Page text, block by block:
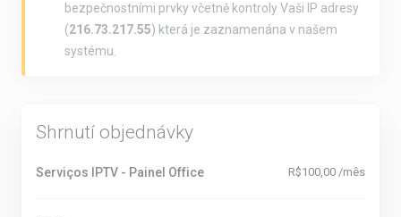
bezpečnostními prvky včetně kontroly Vaši IP adresy
(216.73.217.55) která je zaznamenána v našem
systému.
Shrnutí objednávky
Serviços IPTV - Painel Office R$100,00 /mês